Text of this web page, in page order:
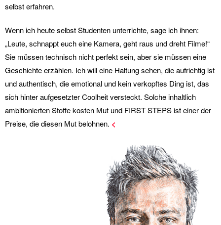
selbst erfahren.
Wenn ich heute selbst Studenten unterrichte, sage ich ihnen:
„Leute, schnappt euch eine Kamera, geht raus und dreht Filme!“
Sie müssen technisch nicht perfekt sein, aber sie müssen eine
Geschichte erzählen. Ich will eine Haltung sehen, die aufrichtig ist
und authentisch, die emotional und kein verkopftes Ding ist, das
sich hinter aufgesetzter Coolheit versteckt. Solche inhaltlich
ambitionierten Stoffe kosten Mut und FIRST STEPS ist einer der
Preise, die diesen Mut belohnen. <